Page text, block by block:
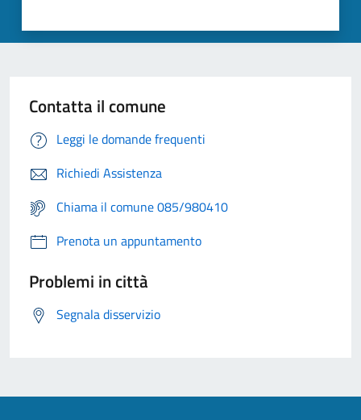
Contatta il comune
Leggi le domande frequenti
Richiedi Assistenza
Chiama il comune 085/980410
Prenota un appuntamento
Problemi in città
Segnala disservizio